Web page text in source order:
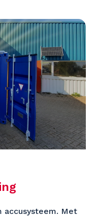
accusysteem. Met